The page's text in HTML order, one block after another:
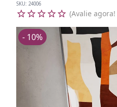
SKU: 24006
Avalie agora!
- 10%